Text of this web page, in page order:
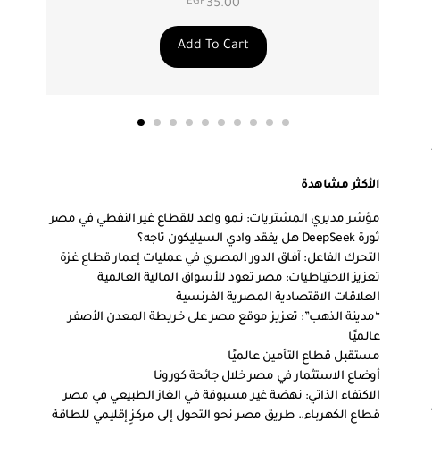
35.00
Add To Cart
الأكثر مشاهدة
مؤشر مديري المشتريات: نمو واعد للقطاع غير النفطي في مصر
ثورة DeepSeek هل يفقد وادي السيليكون تاجه؟
التحرك الفاعل: آفاق الدور المصري في عمليات إعمار قطاع غزة
تعزيز الاحتياطيات: مصر تعود للأسواق المالية العالمية
العلاقات الاقتصادية المصرية الفرنسية
“مدينة الذهب”: تعزيز موقع مصر على خريطة المعدن الأصفر
عالميًا
مستقبل قطاع التأمين عالميًا
أوضاع الاستثمار في مصر خلال جائحة كورونا
الاكتفاء الذاتي: نهضة غير مسبوقة في الغاز الطبيعي في مصر
قطاع الكهرباء.. طريق مصر نحو التحول إلى مركزٍ إقليمي للطاقة